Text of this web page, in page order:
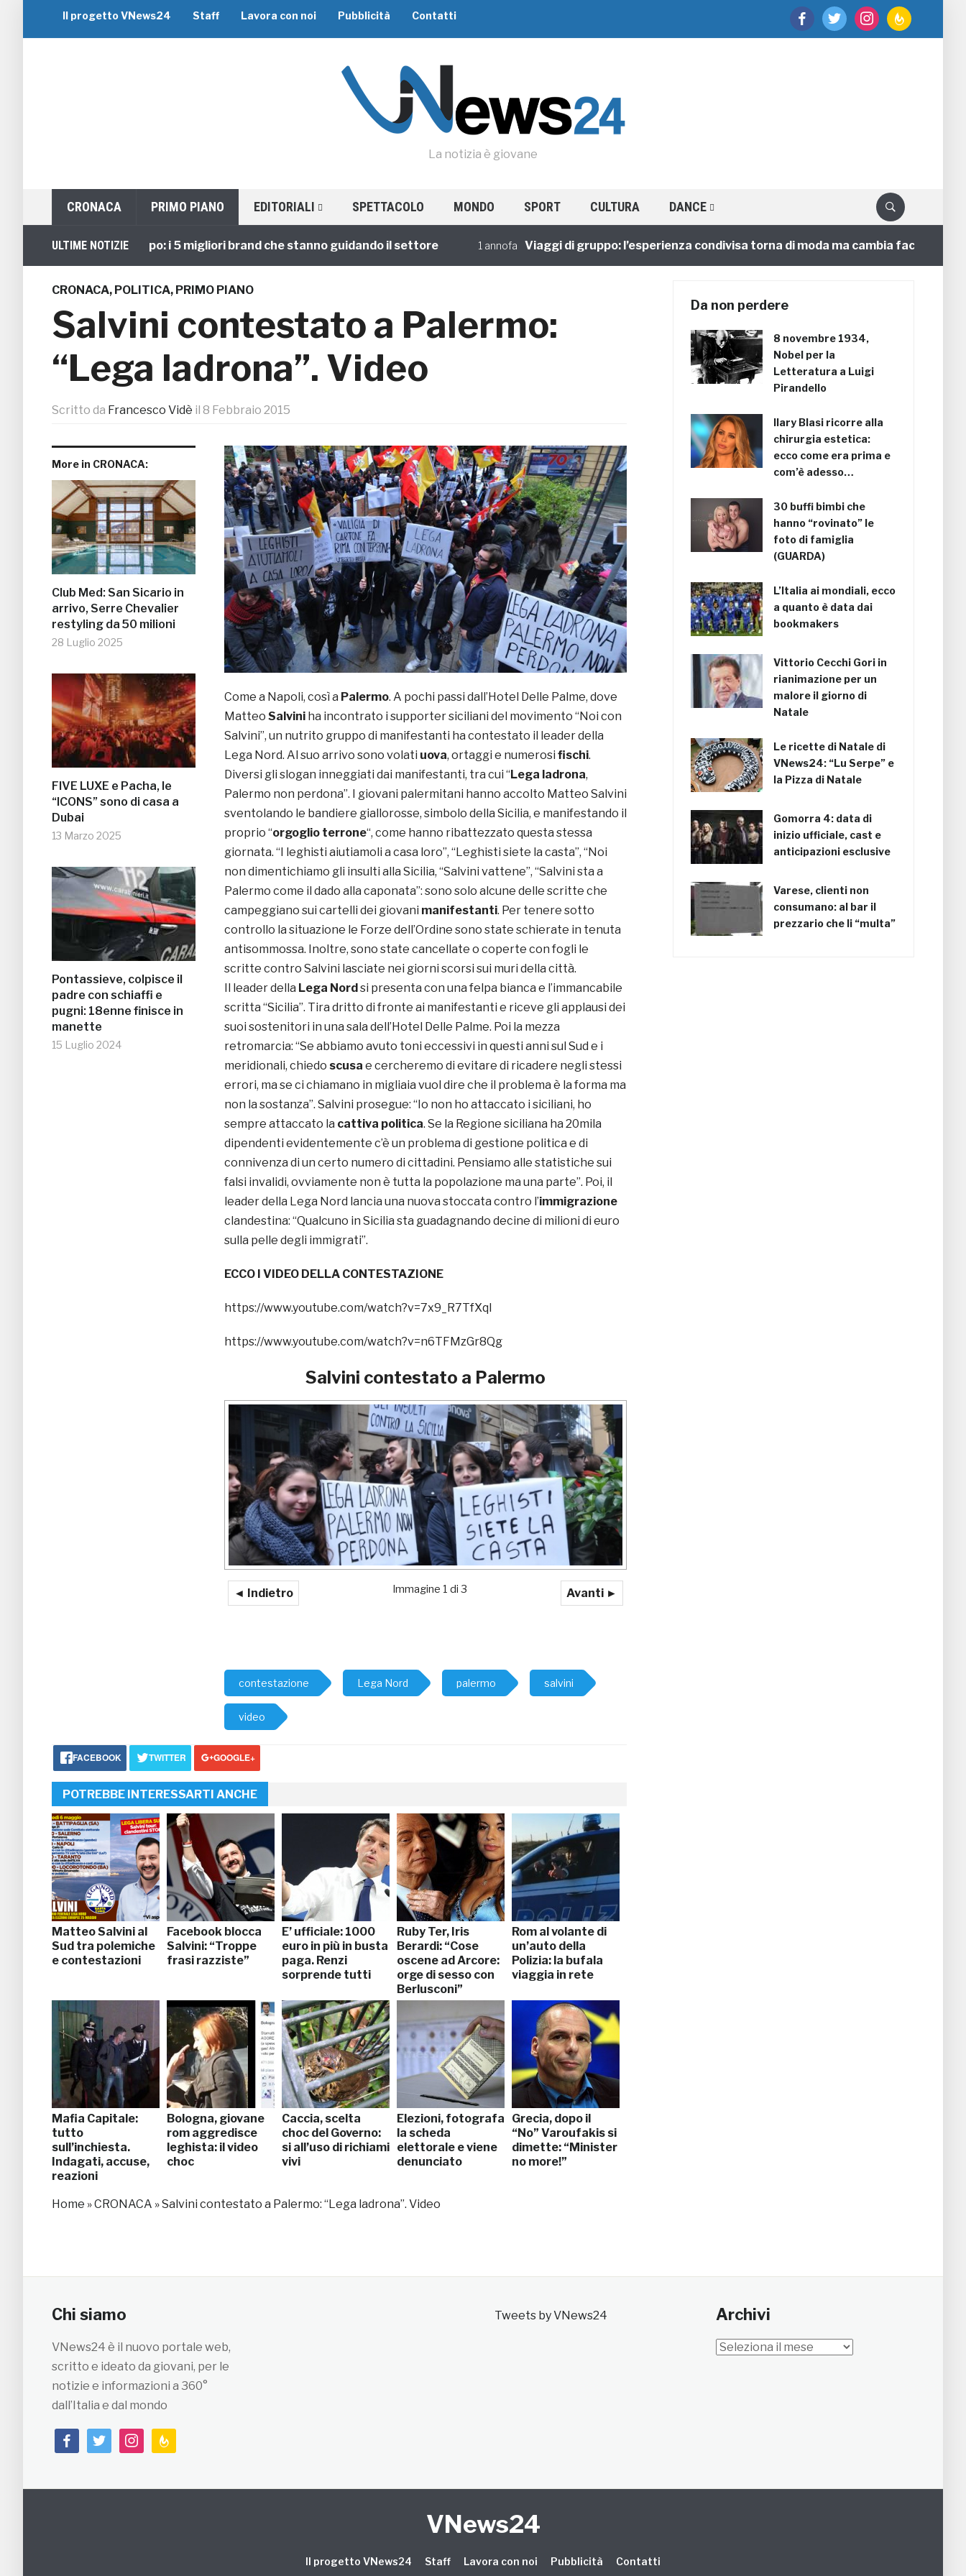
facebooktwitter instagramfeedburner
Il progetto VNews24 Staff Lavora con noi Pubblicità Contatti
La notizia è giovane
CRONACA PRIMO PIANO EDITORIALI SPETTACOLO MONDO SPORT CULTURA DANCE
ULTIME NOTIZIE
Viaggi di Gruppo: i 5 migliori brand che stanno guidando il settore 1 annofa Viaggi di gruppo: l’esperienza condivisa torna di moda ma cambia faccia
CRONACA, POLITICA, PRIMO PIANO
Salvini contestato a Palermo:
“Lega ladrona”. Video
Scritto da Francesco Vidè il 8 Febbraio 2015
More in CRONACA:
Club Med: San Sicario in
arrivo, Serre Chevalier
restyling da 50 milioni
28 Luglio 2025
FIVE LUXE e Pacha, le
“ICONS” sono di casa a
Dubai
13 Marzo 2025
Pontassieve, colpisce il
padre con schiaffi e
pugni: 18enne finisce in
manette
15 Luglio 2024
Come a Napoli, così a Palermo. A pochi passi dall’Hotel Delle Palme, dove
Matteo Salvini ha incontrato i supporter siciliani del movimento “Noi con
Salvini”, un nutrito gruppo di manifestanti ha contestato il leader della
Lega Nord. Al suo arrivo sono volati uova, ortaggi e numerosi fischi.
Diversi gli slogan inneggiati dai manifestanti, tra cui “Lega ladrona,
Palermo non perdona”. I giovani palermitani hanno accolto Matteo Salvini
sventolando le bandiere giallorosse, simbolo della Sicilia, e manifestando il
proprio “orgoglio terrone“, come hanno ribattezzato questa stessa
giornata. “I leghisti aiutiamoli a casa loro”, “Leghisti siete la casta”, “Noi
non dimentichiamo gli insulti alla Sicilia, “Salvini vattene”, “Salvini sta a
Palermo come il dado alla caponata”: sono solo alcune delle scritte che
campeggiano sui cartelli dei giovani manifestanti. Per tenere sotto
controllo la situazione le Forze dell’Ordine sono state schierate in tenuta
antisommossa. Inoltre, sono state cancellate o coperte con fogli le
scritte contro Salvini lasciate nei giorni scorsi sui muri della città.
Il leader della Lega Nord si presenta con una felpa bianca e l’immancabile
scritta “Sicilia”. Tira dritto di fronte ai manifestanti e riceve gli applausi dei
suoi sostenitori in una sala dell’Hotel Delle Palme. Poi la mezza
retromarcia: “Se abbiamo avuto toni eccessivi in questi anni sul Sud e i
meridionali, chiedo scusa e cercheremo di evitare di ricadere negli stessi
errori, ma se ci chiamano in migliaia vuol dire che il problema è la forma ma
non la sostanza”. Salvini prosegue: “Io non ho attaccato i siciliani, ho
sempre attaccato la cattiva politica. Se la Regione siciliana ha 20mila
dipendenti evidentemente c’è un problema di gestione politica e di
connivenza di un certo numero di cittadini. Pensiamo alle statistiche sui
falsi invalidi, ovviamente non è tutta la popolazione ma una parte”. Poi, il
leader della Lega Nord lancia una nuova stoccata contro l’immigrazione
clandestina: “Qualcuno in Sicilia sta guadagnando decine di milioni di euro
sulla pelle degli immigrati”.
ECCO I VIDEO DELLA CONTESTAZIONE
https://www.youtube.com/watch?v=7x9_R7TfXqI
https://www.youtube.com/watch?v=n6TFMzGr8Qg
Salvini contestato a Palermo
◄ Indietro Avanti ►
Immagine 1 di 3
contestazione Lega Nord palermo salvini
video
FACEBOOK TWITTER GOOGLE+
POTREBBE INTERESSARTI ANCHE
Matteo Salvini al
Sud tra polemiche
e contestazioni
Facebook blocca
Salvini: “Troppe
frasi razziste”
E’ ufficiale: 1000
euro in più in busta
paga. Renzi
sorprende tutti
Ruby Ter, Iris
Berardi: “Cose
oscene ad Arcore:
orge di sesso con
Berlusconi”
Rom al volante di
un’auto della
Polizia: la bufala
viaggia in rete
Mafia Capitale:
tutto
sull’inchiesta.
Indagati, accuse,
reazioni
Bologna, giovane
rom aggredisce
leghista: il video
choc
Caccia, scelta
choc del Governo:
si all’uso di richiami
vivi
Elezioni, fotografa
la scheda
elettorale e viene
denunciato
Grecia, dopo il
“No” Varoufakis si
dimette: “Minister
no more!”
Home »CRONACA »Salvini contestato a Palermo: “Lega ladrona”. Video
Da non perdere
8 novembre 1934,
Nobel per la
Letteratura a Luigi
Pirandello
Ilary Blasi ricorre alla
chirurgia estetica:
ecco come era prima e
com’è adesso…
30 buffi bimbi che
hanno “rovinato” le
foto di famiglia
(GUARDA)
L’Italia ai mondiali, ecco
a quanto è data dai
bookmakers
Vittorio Cecchi Gori in
rianimazione per un
malore il giorno di
Natale
Le ricette di Natale di
VNews24: “Lu Serpe” e
la Pizza di Natale
Gomorra 4: data di
inizio ufficiale, cast e
anticipazioni esclusive
Varese, clienti non
consumano: al bar il
prezzario che li “multa”
Chi siamo
VNews24 è il nuovo portale web,
scritto e ideato da giovani, per le
notizie e informazioni a 360°
dall’Italia e dal mondo
facebooktwitterinstagramfeedburner
Tweets by VNews24 Archivi
Archivi
VNews24
Il progetto VNews24 Staff Lavora con noi Pubblicità Contatti